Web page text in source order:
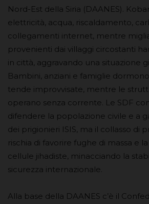
Nord-Est della Siria (DAANES).
elettricità, acqua, riscaldamento,
collegamenti internet, mentre
provenienti dai villaggi circostanti
in città, aggravando una situazione
Bambini, anziani e famiglie
tende improvvisate, mentre le
operano senza corrente. Le SDF
difendere la popolazione civile e a
dei prigionieri ISIS, ma il collasso di
rischia di favorire fughe di massa e
cellule jihadiste, minacciando la
sicurezza internazionale.
Alla base della DAANES c’è il